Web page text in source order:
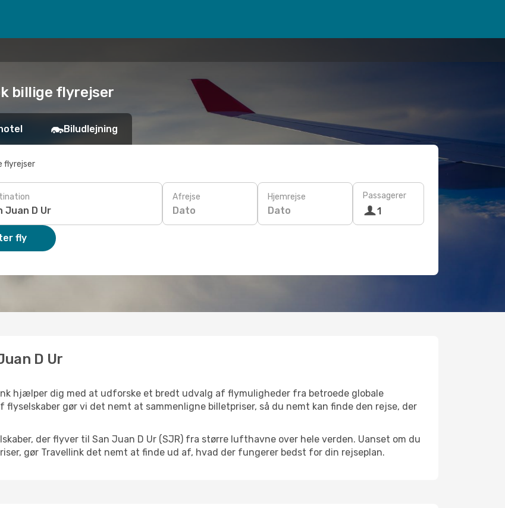
billige flyrejser
Biludlejning
flyrejser
Afrejse
Dato
Hjemrejse
Dato
Passagerer
1
fly
D Ur
hjælper dig med at udforske et bredt udvalg af flymuligheder fra betroede globale
gør vi det nemt at sammenligne billetpriser, så du nemt kan finde den rejse, der
der flyver til San Juan D Ur (SJR) fra større lufthavne over hele verden. Uanset om du
gør Travellink det nemt at finde ud af, hvad der fungerer bedst for din rejseplan.